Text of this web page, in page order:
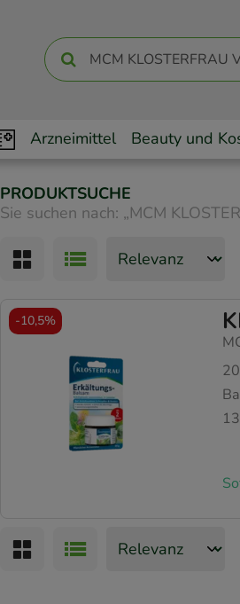
Arzneimittel Beauty und
PRODUKTSUCHE
Sie suchen nach: „MCM
20
-10,5%